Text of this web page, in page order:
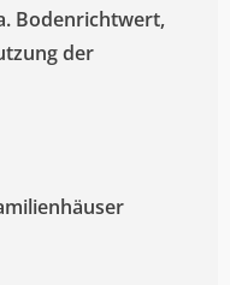
Bodenrichtwert,
der